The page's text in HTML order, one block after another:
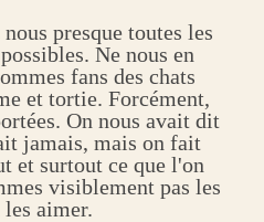
presque toutes les
Ne nous en
fans des chats
et tortie. Forcément,
On nous avait dit
jamais, mais on fait
et surtout ce que l'on
visiblement pas les
les aimer.